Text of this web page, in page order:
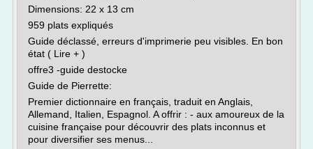
Dimensions: 22 x 13 cm
959 plats expliqués
Guide déclassé, erreurs d'imprimerie peu visibles. En bon
état ( Lire + )
offre3 -guide destocke
Guide de Pierrette:
Premier dictionnaire en français, traduit en Anglais,
Allemand, Italien, Espagnol. A offrir : - aux amoureux de la
cuisine française pour découvrir des plats inconnus et
pour diversifier ses menus...